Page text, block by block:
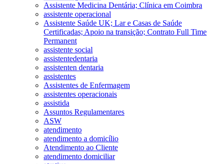
Assistente Medicina Dentária; Clínica em Coimbra
assistente operacional
Assistente Saúde UK; Lar e Casas de Saúde
Certificadas; Apoio na transição; Contrato Full Time
Permanent
assistente social
assistentedentaria
assistenten dentaria
assistentes
Assistentes de Enfermagem
assistentes operacionais
assistida
Assuntos Regulamentares
ASW
atendimento
atendimento a domicílio
Atendimento ao Cliente
atendimento domiciliar